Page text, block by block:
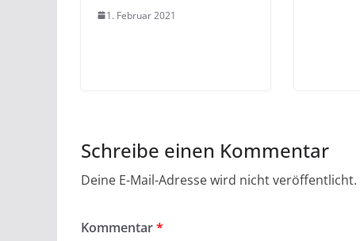
1. Februar 2021
Schreibe einen Kommentar
Deine E-Mail-Adresse wird nicht veröffentlicht.
Kommentar*